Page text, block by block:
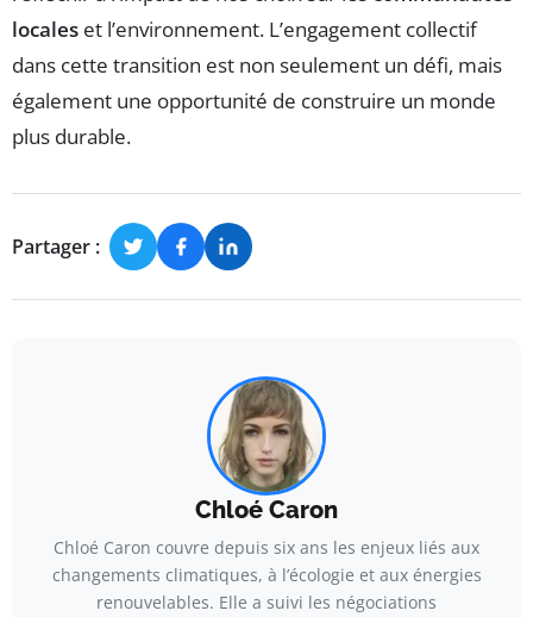
locales et l’environnement. L’engagement collectif
dans cette transition est non seulement un défi, mais
également une opportunité de construire un monde
plus durable.
Partager :
Chloé Caron
Chloé Caron couvre depuis six ans les enjeux liés aux
changements climatiques, à l’écologie et aux énergies
renouvelables. Elle a suivi les négociations